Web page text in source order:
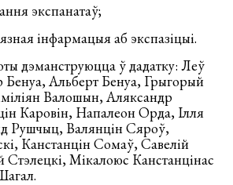
экспанатаў;
інфармацыя аб экспазіцыі.
дэманструюцца ў дадатку: Леў
Бенуа, Альберт Бенуа, Грыгорый
Валошын, Аляксандр
Каровін, Напалеон Орда, Ілля
Рушчыц, Валянцін Сяроў,
Канстанцін Сомаў, Савелій
Мікалоюс Канстанцінас